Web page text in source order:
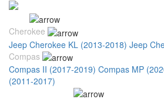
Cherokee
Jeep Cherokee KL (2013-2018) Jeep
Compas
Compas II (2017-2019) Compas MP
(2011-2017)